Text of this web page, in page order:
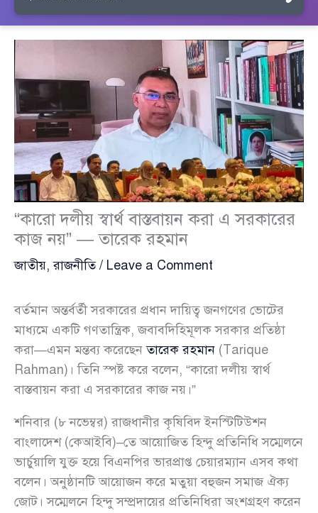
“কারো দলীয় স্বার্থ বাস্তবায়ন করা এ সরকারের
কাজ নয়” — তারেক রহমান
জাতীয়,রাজনীতি/ Leave a Comment
বর্তমান অন্তর্বর্তী সরকারের প্রধান দায়িত্ব জনগণের ভোটের
মাধ্যমে একটি গণতান্ত্রিক, জবাবদিহিমূলক সরকার প্রতিষ্ঠা
করা—এমন মন্তব্য করেছেনতারেক রহমান (Tarique
Rahman)। তিনি স্পষ্ট করে বলেন, “কারো দলীয় স্বার্থ
বাস্তবায়ন করা এ সরকারের কাজ নয়।”
শনিবার (৮ নভেম্বর) রাজধানীর কৃষিবিদ ইনস্টিটিউশন
বাংলাদেশ (কেআইবি)–তে আয়োজিত হিন্দু প্রতিনিধি সম্মেলনে
ভার্চুয়ালি যুক্ত হয়ে বিএনপির ভারপ্রাপ্ত চেয়ারম্যান এসব কথা
বলেন। অনুষ্ঠানটি আয়োজন করে মতুয়া বহুজন সমাজ ঐক্য
জোট। সম্মেলনে হিন্দু সম্প্রদায়ের প্রতিনিধিরা অংশগ্রহণ করেন